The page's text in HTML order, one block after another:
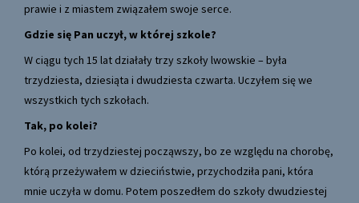
prawie i z miastem związałem swoje serce.
Gdzie się Pan uczył, w której szkole?
W ciągu tych 15 lat działały trzy szkoły lwowskie – była
trzydziesta, dziesiąta i dwudziesta czwarta. Uczyłem się we
wszystkich tych szkołach.
Tak, po kolei?
Po kolei, od trzydziestej począwszy, bo ze względu na chorobę,
którą przeżywałem w dzieciństwie, przychodziła pani, która
mnie uczyła w domu. Potem poszedłem do szkoły dwudziestej